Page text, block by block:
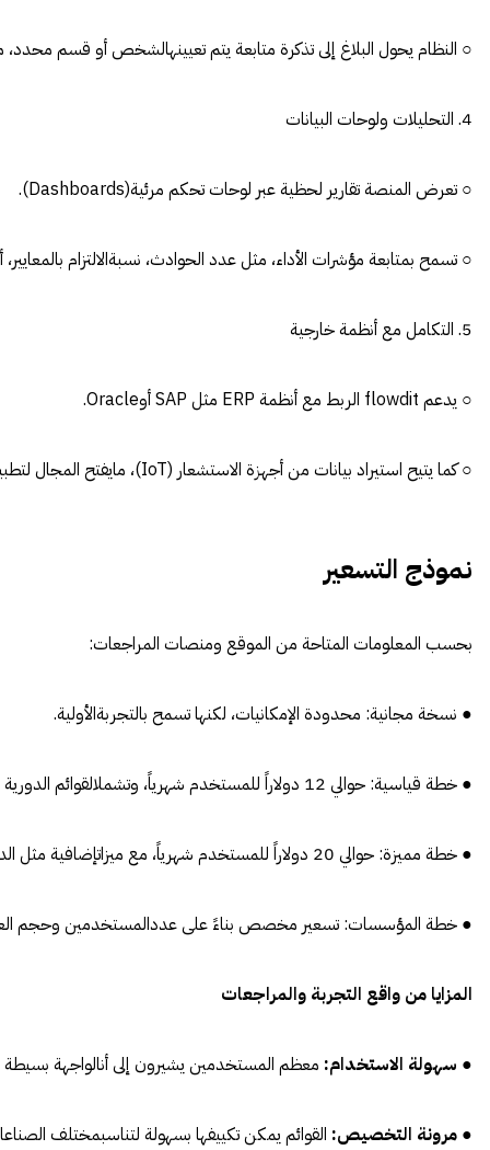
○ النظام يحول البلاغ إلى تذكرة متابعة يتم تعيينهالشخص أو قسم محدد،
4. التحليلات ولوحات البيانات
○ تعرض المنصة تقارير لحظية عبر لوحات تحكم مرئية(Dashboards).
○ تسمح بمتابعة مؤشرات الأداء، مثل عدد الحوادث، نسبةالالتزام
5. التكامل مع أنظمة خارجية
○ يدعم flowdit الربط مع أنظمة ERP مثل SAP أوOracle.
○ كما يتيح استيراد بيانات من أجهزة الاستشعار (IoT)، مايفتح المجال لتطبيقات أكثر تقدماً مثل الصيانة التنبؤية.
نموذج التسعير
بحسب المعلومات المتاحة من الموقع ومنصات المراجعات:
● نسخة مجانية: محدودة الإمكانيات، لكنها تسمح بالتجربةالأولية.
● خطة قياسية: حوالي 12 دولاراً للمستخدم شهرياً، وتشملالقوائم الدورية والتقارير.
● خطة مميزة: حوالي 20 دولاراً للمستخدم شهرياً، مع ميزاتإضافية مثل الدخول الموحد (SSO) ومساحة تخزين أكبر.
● خطة المؤسسات: تسعير مخصص بناءً على عددالمستخدمين وحجم
المزايا من واقع التجربة والمراجعات
● سهولة الاستخدام: معظم المستخدمين يشيرون إلى أنالواجهة بسيطة
● مرونة التخصيص: القوائم يمكن تكييفها بسهولة لتناسبمختلف